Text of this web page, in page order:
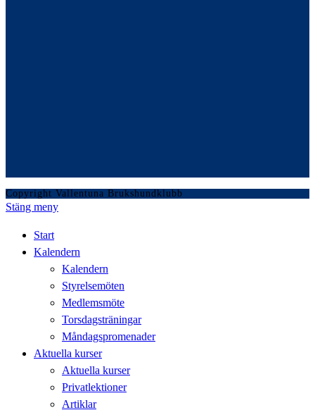
Copyright Vallentuna Brukshundklubb
Stäng meny
Start
Kalendern
Kalendern
Styrelsemöten
Medlemsmöte
Torsdagsträningar
Måndagspromenader
Aktuella kurser
Aktuella kurser
Privatlektioner
Artiklar